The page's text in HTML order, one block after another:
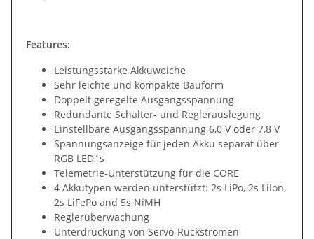
Features:
Leistungsstarke Akkuweiche
Sehr leichte und kompakte Bauform
Doppelt geregelte Ausgangsspannung
Redundante Schalter- und Reglerauslegung
Einstellbare Ausgangsspannung 6,0 V oder 7,8 V
Spannungsanzeige für jeden Akku separat über
RGB LED´s
Telemetrie-Unterstützung für die CORE
4 Akkutypen werden unterstützt: 2s LiPo, 2s LiIon,
2s LiFePo and 5s NiMH
Reglerüberwachung
Unterdrückung von Servo-Rückströmen